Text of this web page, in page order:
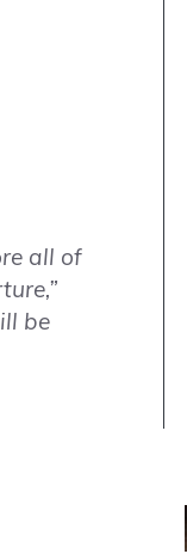
all of
be